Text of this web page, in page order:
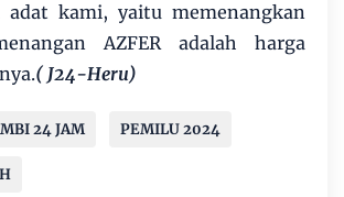
adat kami, yaitu memenangkan
AZFER adalah harga
( J24-Heru)
24 JAM PEMILU 2024